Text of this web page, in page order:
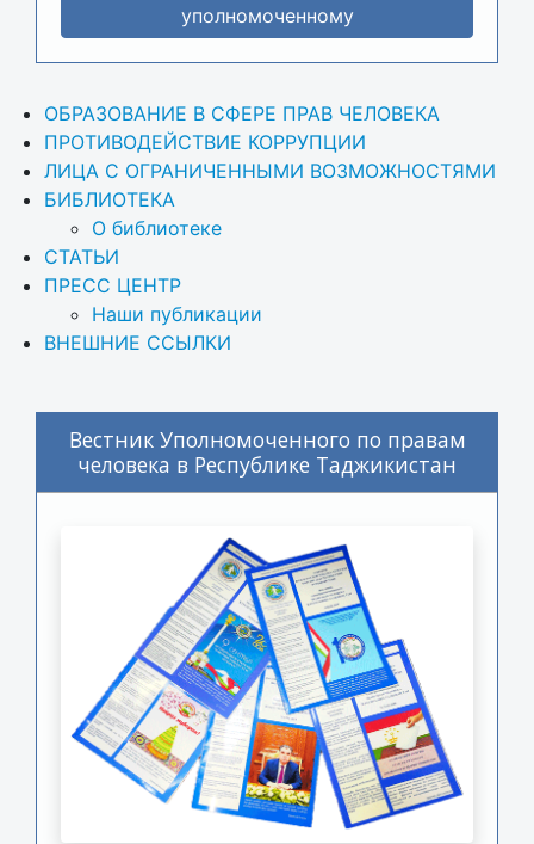
уполномоченному
ОБРАЗОВАНИЕ В СФЕРЕ ПРАВ ЧЕЛОВЕКА
ПРОТИВОДЕЙСТВИЕ КОРРУПЦИИ
ЛИЦА С ОГРАНИЧЕННЫМИ ВОЗМОЖНОСТЯМИ
БИБЛИОТЕКА
О библиотеке
СТАТЬИ
ПРЕСС ЦЕНТР
Наши публикации
ВНЕШНИЕ ССЫЛКИ
Вестник Уполномоченного по правам
человека в Республике Таджикистан